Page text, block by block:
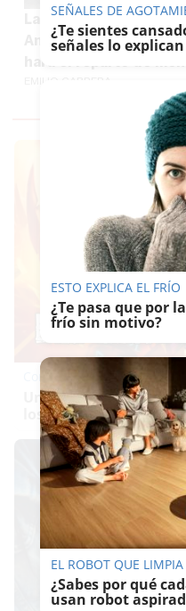
Las comunidades con
Andalucía dan
hará el reparto de
Corepunk MMORPG
Un verdadero
los de antes, pero
SEÑALES DE
¿Te sientes
señales lo explican
ESTO EXPLICA EL FRÍO
¿Te pasa que por
frío sin motivo?
EL ROBOT QUE LIMPIA
¿Sabes por qué
usan robot